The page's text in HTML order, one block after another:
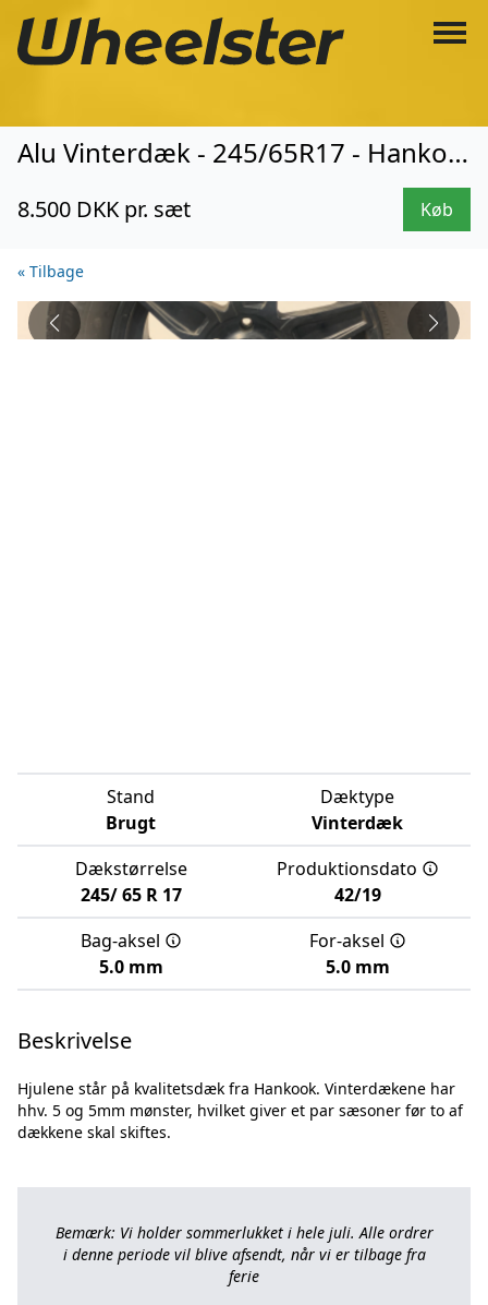
Alu Vinterdæk - 245/65R17 - Hankook (3359)
8.500 DKK pr. sæt Køb
« Tilbage
Stand
Brugt
Dæktype
Vinterdæk
Dækstørrelse
245/ 65 R 17
Produktionsdato
42/19
Bag-aksel
5.0 mm
For-aksel
5.0 mm
Beskrivelse
Hjulene står på kvalitetsdæk fra Hankook. Vinterdækene har
hhv. 5 og 5mm mønster, hvilket giver et par sæsoner før to af
Bemærk: Vi holder sommerlukket i hele juli. Alle ordrer
i denne periode vil blive afsendt, når vi er tilbage fra
ferie